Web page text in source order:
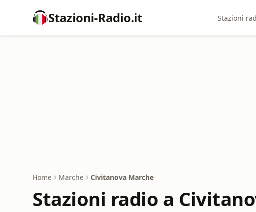
Stazioni-Radio.it Stazioni
Home Marche Civitanova Marche
Stazioni radio a